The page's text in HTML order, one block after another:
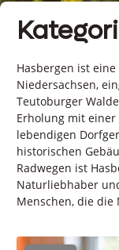
Hasbergen ist
Niedersachsen,
Teutoburger
Erholung mit
lebendigen
historischen
Radwegen ist
Naturliebhaber
Menschen, die die